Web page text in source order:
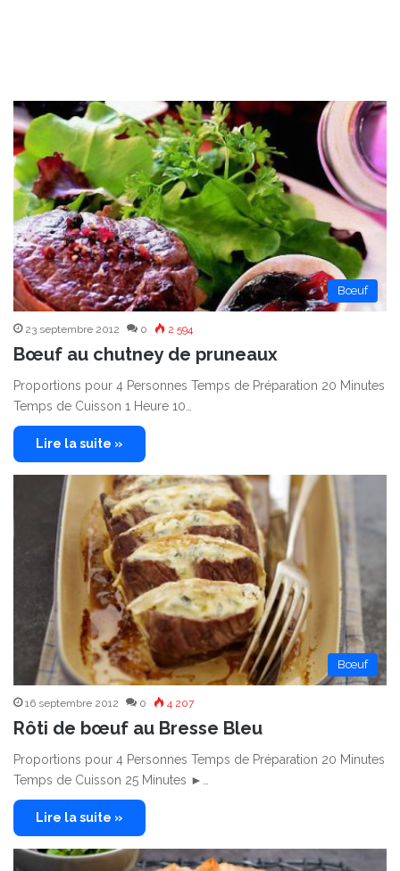
Bœuf
23 septembre 2012 0 2 594
Bœuf au chutney de pruneaux
Proportions pour 4 Personnes Temps de Préparation 20 Minutes
Temps de Cuisson 1 Heure 10…
Lire la suite »
Bœuf
16 septembre 2012 0 4 207
Rôti de bœuf au Bresse Bleu
Proportions pour 4 Personnes Temps de Préparation 20 Minutes
Temps de Cuisson 25 Minutes ►…
Lire la suite »